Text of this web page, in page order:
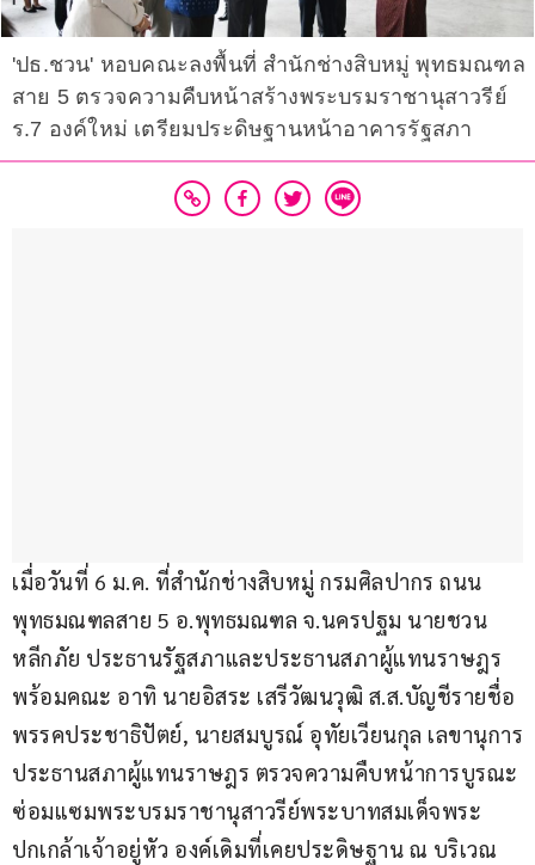
'ปธ.ชวน' หอบคณะลงพื้นที่ สำนักช่างสิบหมู่ พุทธมณฑล
สาย 5 ตรวจความคืบหน้าสร้างพระบรมราชานุสาวรีย์
ร.7 องค์ใหม่ เตรียมประดิษฐานหน้าอาคารรัฐสภา
เมื่อวันที่ 6 ม.ค. ที่สำนักช่างสิบหมู่ กรมศิลปากร ถนน
พุทธมณฑลสาย 5 อ.พุทธมณฑล จ.นครปฐม นายชวน
หลีกภัย ประธานรัฐสภาและประธานสภาผู้แทนราษฎร
พร้อมคณะ อาทิ นายอิสระ เสรีวัฒนวุฒิ ส.ส.บัญชีรายชื่อ
พรรคประชาธิปัตย์, นายสมบูรณ์ อุทัยเวียนกุล เลขานุการ
ประธานสภาผู้แทนราษฎร ตรวจความคืบหน้าการบูรณะ
ซ่อมแซมพระบรมราชานุสาวรีย์พระบาทสมเด็จพระ
ปกเกล้าเจ้าอยู่หัว องค์เดิมที่เคยประดิษฐาน ณ บริเวณ